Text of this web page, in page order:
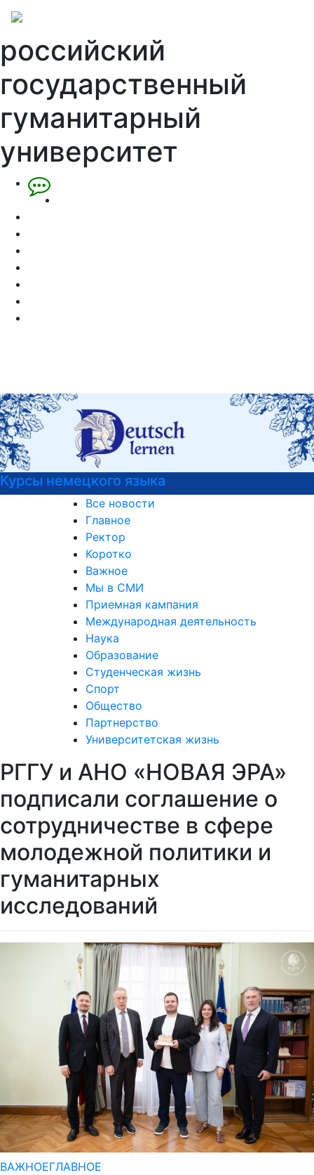
российский
государственный
гуманитарный
университет
Курсы немецкого языка
Все новости
Главное
Ректор
Коротко
Важное
Мы в СМИ
Приемная кампания
Международная деятельность
Наука
Образование
Студенческая жизнь
Спорт
Общество
Партнерство
Университетская жизнь
РГГУ и АНО «НОВАЯ ЭРА»
подписали соглашение о
сотрудничестве в сфере
молодежной политики и
гуманитарных
исследований
ВАЖНОЕГЛАВНОЕ